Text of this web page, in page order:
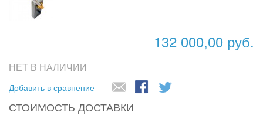
132 000,00 руб.
НЕТ В НАЛИЧИИ
Добавить в сравнение
СТОИМОСТЬ ДОСТАВКИ